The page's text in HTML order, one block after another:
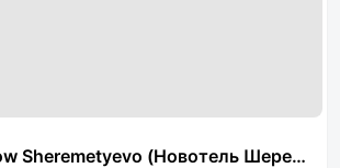
(Новотель Шереметьево)